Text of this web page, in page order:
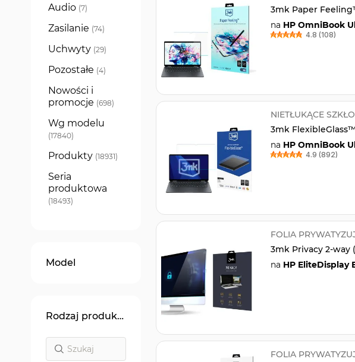
3mk Paper
na HP OmniBook
4.8 (108)
NIETŁUKĄCE
3mk FlexibleGlass™
na HP OmniBook
4.9 (892)
FOLIA
3mk Privacy 2-
na HP EliteDisplay
FOLIA
Audio 7
produkty
Zasilanie 74
produkty
Uchwyty 29
produkty
Pozostałe 4
produkty
Nowości i
promocje 698
produkty
Wg modelu
17840
produkty
Produkty 18931
produkty
Seria
produktowa
18493
produkty
Model
Rodzaj produktu